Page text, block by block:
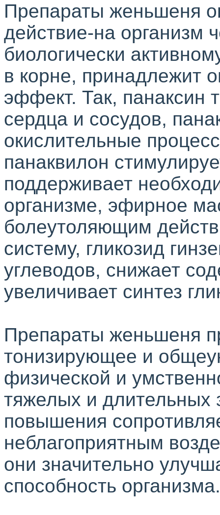
Препараты женьшеня
действие-на организм
биологически
в корне, принадлежит
эффект. Так, панаксин
сердца и сосудов,
окислительные
панаквилон
поддерживает
организме, эфирное
болеутоляющим
систему, гликозид
углеводов, снижает
увеличивает синтез
Препараты женьшеня
тонизирующее и
физической и
тяжелых и длительных
повышения
неблагоприятным
они значительно
способность организма.